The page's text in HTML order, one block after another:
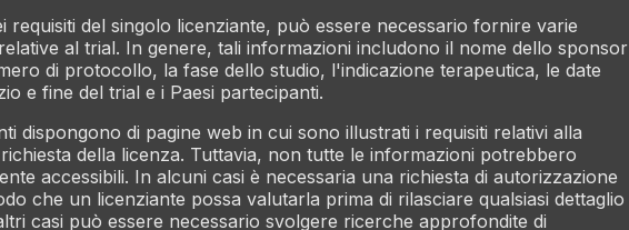
requisiti del singolo licenziante, può essere necessario fornire varie
al trial. In genere, tali informazioni includono il nome dello sponsor
di protocollo, la fase dello studio, l'indicazione terapeutica, le date
e fine del trial e i Paesi partecipanti.
dispongono di pagine web in cui sono illustrati i requisiti relativi alla
della licenza. Tuttavia, non tutte le informazioni potrebbero
accessibili. In alcuni casi è necessaria una richiesta di autorizzazione
che un licenziante possa valutarla prima di rilasciare qualsiasi dettaglio
casi può essere necessario svolgere ricerche approfondite di